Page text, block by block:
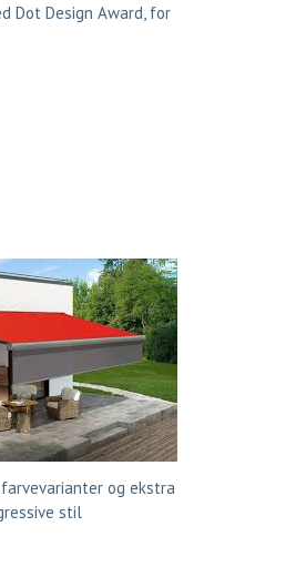
Dot Design Award, for
og ekstra
stil